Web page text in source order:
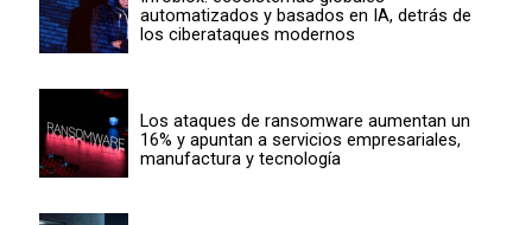
automatizados y basados en IA, detrás de
los ciberataques modernos
Los ataques de ransomware aumentan un
16% y apuntan a servicios empresariales,
manufactura y tecnología